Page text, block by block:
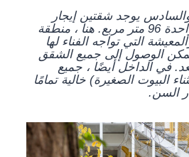
يوجد شقتين إيجار
بطابقين ، مساحة كل واحدة 96 متر مربع. هنا ، منطقة
التي تواجه الفناء لها
الوصول إلى جميع الشقق
في الداخل أيضًا ، جميع
البيوت الصغيرة) خالية تمامًا
السن.